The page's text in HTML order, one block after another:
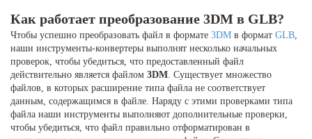
Как работает преобразование 3DM в GLB?
Чтобы успешно преобразовать файл в формате 3DM в формат GLB,
наши инструменты-конвертеры выполнят несколько начальных
проверок, чтобы убедиться, что предоставленный файл
действительно является файлом 3DM. Существует множество
файлов, в которых расширение типа файла не соответствует
данным, содержащимся в файле. Наряду с этими проверками типа
файла наши инструменты выполняют дополнительные проверки,
чтобы убедиться, что файл правильно отформатирован в